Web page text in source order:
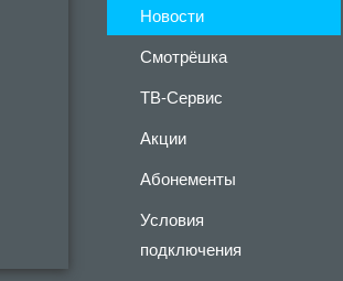
Новости
Смотрёшка
ТВ-Сервис
Акции
Абонементы
Условия
подключения